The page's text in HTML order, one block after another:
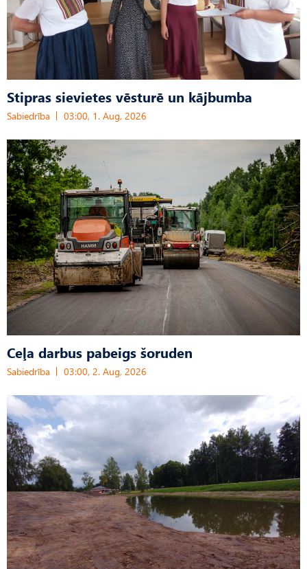
Stipras sievietes vēsturē un kājbumba
Sabiedrība 03:00, 1. Aug, 2026
Ceļa darbus pabeigs šoruden
Sabiedrība 03:00, 2. Aug, 2026